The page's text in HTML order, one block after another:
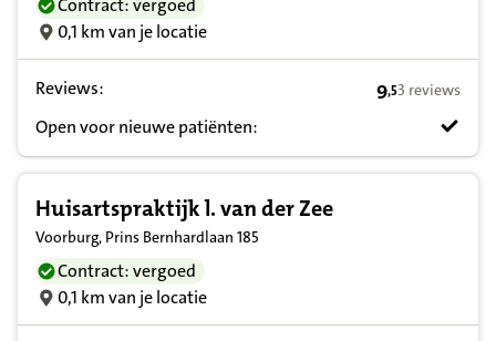
Contract: vergoed
0,1 km van je locatie
Reviews: 9,5 op basis
9,53 reviews
Open voor nieuwe patiënten:
Huisartspraktijk l. van der Zee
Voorburg, Prins Bernhardlaan 185
Contract: vergoed
0,1 km van je locatie